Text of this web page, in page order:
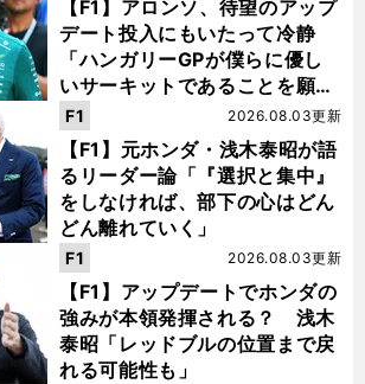
【F1】アロンソ、待望のアップ
デート投入にもいたって冷静
「ハンガリーGPが僕らに優し
いサーキットであることを願
う」
【F1】元ホンダ・浅木泰昭が語
るリーダー論「『選択と集中』
をしなければ、部下の心はどん
どん離れていく」
2026.08.03更新
F1
【F1】アップデートでホンダの
強みが本領発揮される？ 浅木
泰昭「レッドブルの位置まで戻
れる可能性も」
2026.08.03更新
F1